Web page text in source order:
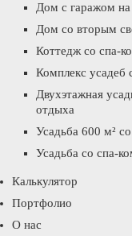
Дом с гаражом на
Дом со вторым
Коттедж со спа-
Комплекс усадеб
Двухэтажная
отдыха
Усадьба 600 м²
Усадьба со спа-
Калькулятор
Портфолио
О нас